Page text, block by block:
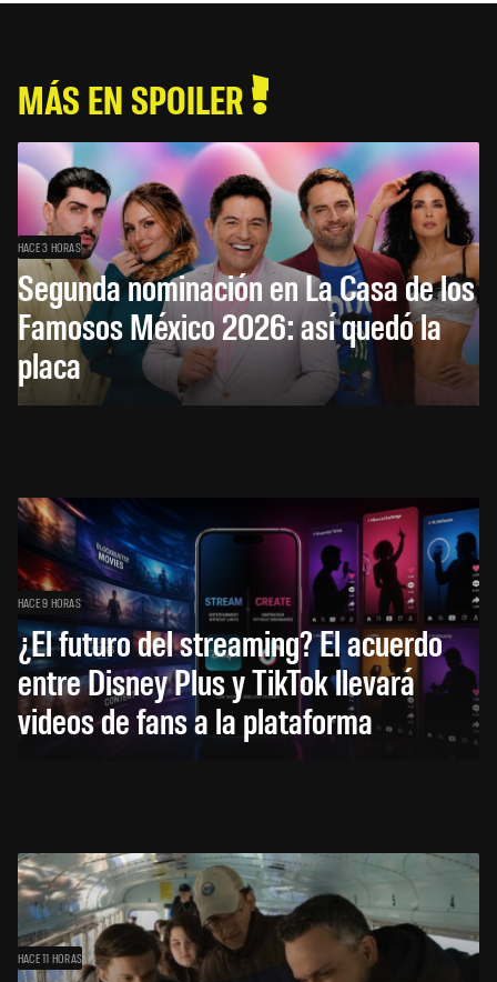
MÁS EN SPOILER
HACE 3 HORAS
Segunda nominación en La Casa de los
Famosos México 2026: así quedó la
placa
HACE 9 HORAS
¿El futuro del streaming? El acuerdo
entre Disney Plus y TikTok llevará
videos de fans a la plataforma
HACE 11 HORAS